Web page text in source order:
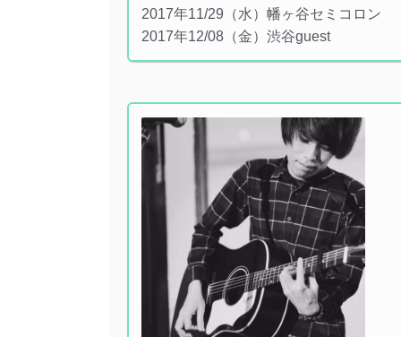
2017年11/29（水）幡ヶ谷セミコロン
2017年12/08（金）渋谷guest